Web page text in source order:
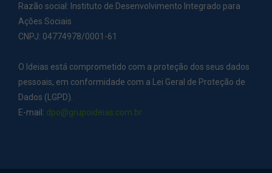
Razão social: Instituto de Desenvolvimento Integrado para
Ações Sociais
CNPJ: 04774978/0001-61
O Ideias está comprometido com a proteção dos seus dados
pessoais, em conformidade com a Lei Geral de Proteção de
Dados (LGPD).
E-mail: dpo@grupoideias.com.br